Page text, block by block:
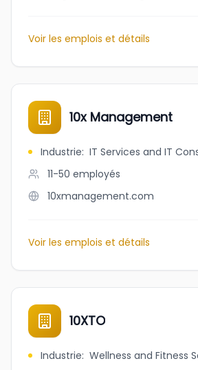
Voir les emplois et détails
10x Management
Industrie: IT Services and IT
11-50 employés
10xmanagement.com
Voir les emplois et détails
10XTO
Industrie: Wellness and Fitness